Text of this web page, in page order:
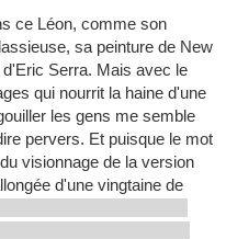
ce Léon, comme son
sa peinture de New
Serra. Mais avec le
qui nourrit la haine d'une
les gens me semble
pervers. Et puisque le mot
visionnage de la version
d'une vingtaine de